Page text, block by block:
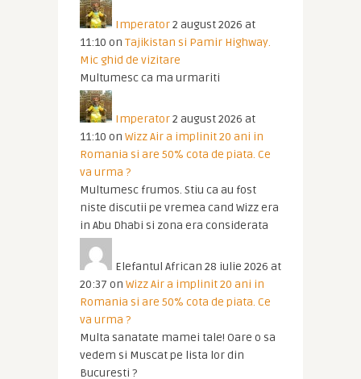
Imperator2 august 2026 at
11:10 on Tajikistan si Pamir Highway.
Mic ghid de vizitare
Multumesc ca ma urmariti
Imperator2 august 2026 at
11:10 on Wizz Air a implinit 20 ani in
Romania si are 50% cota de piata. Ce
va urma ?
Multumesc frumos. Stiu ca au fost
niste discutii pe vremea cand Wizz era
in Abu Dhabi si zona era considerata
Elefantul African 28 iulie 2026 at
20:37 on Wizz Air a implinit 20 ani in
Romania si are 50% cota de piata. Ce
va urma ?
Multa sanatate mamei tale! Oare o sa
vedem si Muscat pe lista lor din
Bucuresti ?